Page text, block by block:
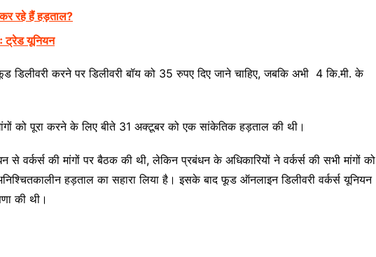
रहे हैं हड़ताल?
ट्रेड यूनियन
करने पर डिलीवरी बॉय को 35 रुपए दिए जाने चाहिए, जबकि अभी 4 कि.मी. के
को पूरा करने के लिए बीते 31 अक्टूबर को एक सांकेतिक हड़ताल की थी।
से वर्कर्स की मांगों पर बैठक की थी, लेकिन प्रबंधन के अधिकारियों ने वर्कर्स की सभी मांगों को
हड़ताल का सहारा लिया है। इसके बाद फूड ऑनलाइन डिलीवरी वर्कर्स यूनियन
की थी।